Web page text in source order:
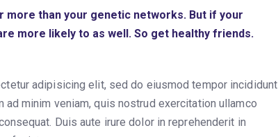
more than your genetic networks. But if your
more likely to as well. So get healthy friends.
adipisicing elit, sed do eiusmod tempor incididunt
ad minim veniam, quis nostrud exercitation ullamco
Duis aute irure dolor in reprehenderit in